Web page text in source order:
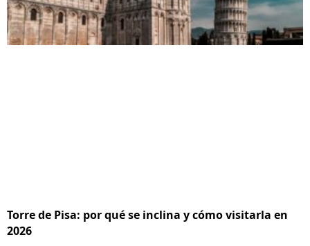
Torre de Pisa: por qué se inclina y cómo visitarla en
2026